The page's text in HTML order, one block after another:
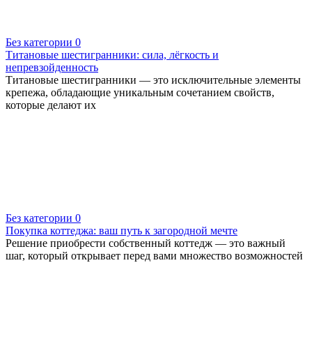
Без категории 0
Титановые шестигранники: сила, лёгкость и
непревзойденность
Титановые шестигранники — это исключительные элементы
крепежа, обладающие уникальным сочетанием свойств,
которые делают их
Без категории 0
Покупка коттеджа: ваш путь к загородной мечте
Решение приобрести собственный коттедж — это важный
шаг, который открывает перед вами множество возможностей